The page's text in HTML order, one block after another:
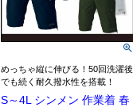
めっちゃ縦に伸びる！50回洗濯後
でも続く耐久撥水性を搭載！
S～4L シンメン 作業着 春